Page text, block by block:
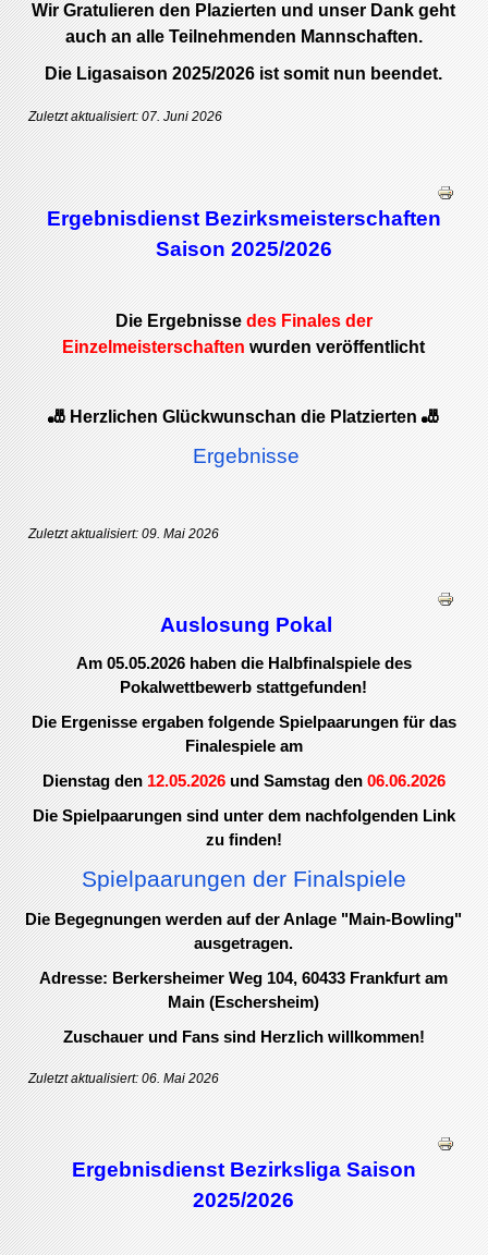
Wir Gratulieren den Plazierten und unser Dank geht
auch an alle Teilnehmenden Mannschaften.
Die Ligasaison 2025/2026 ist somit nun beendet.
Zuletzt aktualisiert: 07. Juni 2026
Ergebnisdienst Bezirksmeisterschaften
Saison 2025/2026
Die Ergebnisse des Finales der
Einzelmeisterschaften wurden veröffentlicht
🎳 Herzlichen Glückwunschan die Platzierten 🎳
Ergebnisse
Zuletzt aktualisiert: 09. Mai 2026
Auslosung Pokal
Am 05.05.2026 haben die Halbfinalspiele des
Pokalwettbewerb stattgefunden!
Die Ergenisse ergaben folgende Spielpaarungen für das
Finalespiele am
Dienstag den 12.05.2026 und Samstag den06.06.2026
Die Spielpaarungen sind unter dem nachfolgenden Link
zu finden!
Spielpaarungen der Finalspiele
Die Begegnungen werden auf der Anlage "Main-Bowling"
ausgetragen.
Adresse: Berkersheimer Weg 104, 60433 Frankfurt am
Main (Eschersheim)
Zuschauer und Fans sind Herzlich willkommen!
Zuletzt aktualisiert: 06. Mai 2026
Ergebnisdienst Bezirksliga Saison
2025/2026